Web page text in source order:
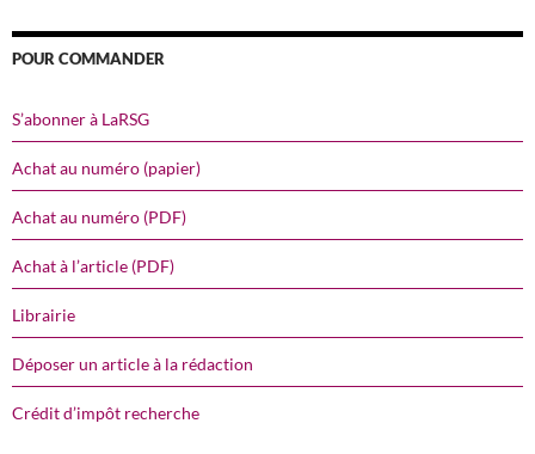
POUR COMMANDER
S’abonner à LaRSG
Achat au numéro (papier)
Achat au numéro (PDF)
Achat à l’article (PDF)
Librairie
Déposer un article à la rédaction
Crédit d’impôt recherche